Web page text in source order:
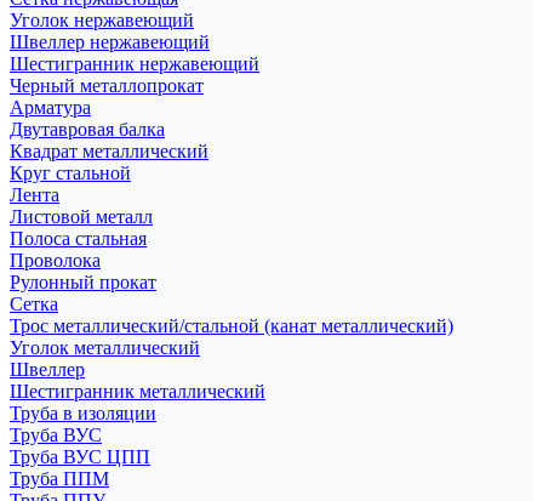
Уголок нержавеющий
Швеллер нержавеющий
Шестигранник нержавеющий
Черный металлопрокат
Арматура
Двутавровая балка
Квадрат металлический
Круг стальной
Лента
Листовой металл
Полоса стальная
Проволока
Рулонный прокат
Сетка
Трос металлический/стальной (канат металлический)
Уголок металлический
Швеллер
Шестигранник металлический
Труба в изоляции
Труба ВУС
Труба ВУС ЦПП
Труба ППМ